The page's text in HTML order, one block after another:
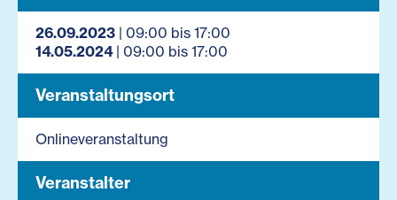
26.09.2023 | 09:00 bis 17:00
14.05.2024| 09:00 bis 17:00
Veranstaltungsort
Onlineveranstaltung
Veranstalter